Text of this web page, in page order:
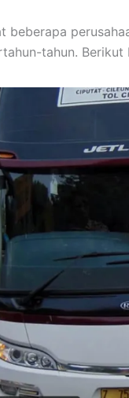
beberapa
tahun.